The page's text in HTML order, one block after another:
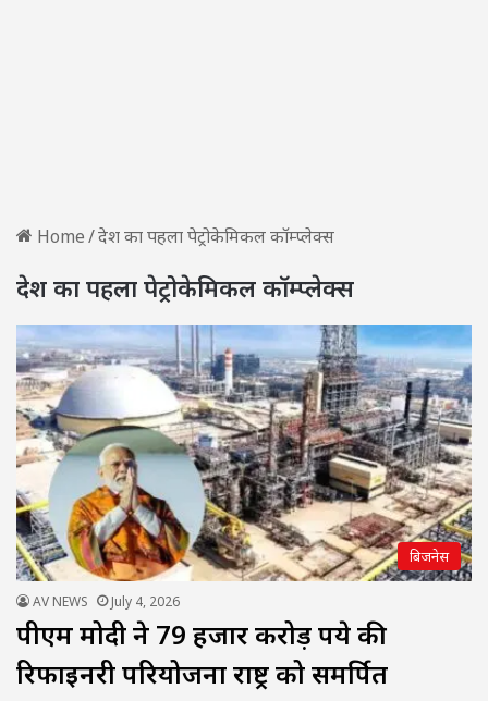
Home/देश का पहला पेट्रोकेमिकल कॉम्प्लेक्स
देश का पहला पेट्रोकेमिकल कॉम्प्लेक्स
बिजनेस
AV NEWS July 4, 2026
पीएम मोदी ने 79 हजार करोड़ रुपये की
रिफाइनरी परियोजना राष्ट्र को समर्पित